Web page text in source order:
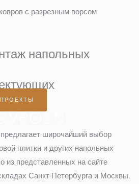
с разрезным ворсом
напольных
широчайший выбор
плитки и других напольных
из представленных на сайте
Санкт-Петербурга и Москвы.